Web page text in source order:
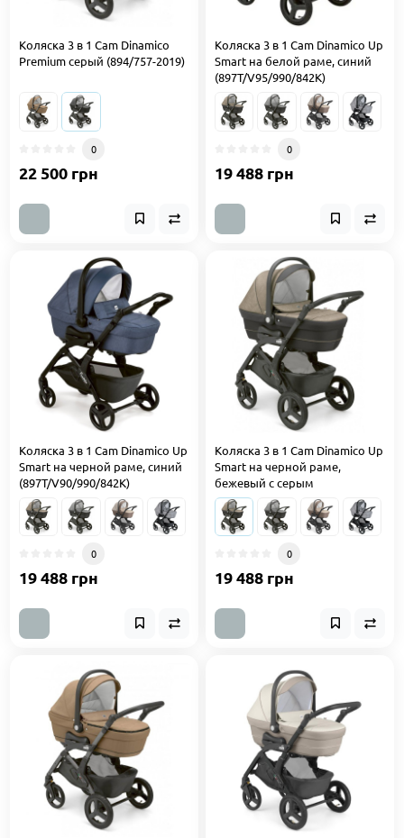
Коляска 3 в 1 Cam Dinamico
Premium серый (894/757-2019)
0
22 500 грн
Коляска 3 в 1 Cam Dinamico Up
Smart на белой раме, синий
(897T/V95/990/842K)
0
19 488 грн
Коляска 3 в 1 Cam Dinamico Up
Smart на черной раме, синий
(897T/V90/990/842K)
0
19 488 грн
Коляска 3 в 1 Cam Dinamico Up
Smart на черной раме,
бежевый с серым
0
19 488 грн